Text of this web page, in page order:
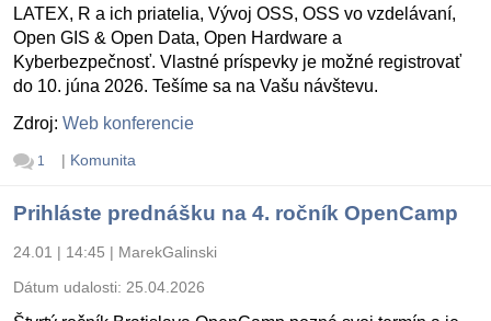
LATEX, R a ich priatelia, Vývoj OSS, OSS vo vzdelávaní,
Open GIS & Open Data, Open Hardware a
Kyberbezpečnosť. Vlastné príspevky je možné registrovať
do 10. júna 2026. Tešíme sa na Vašu návštevu.
Zdroj: Web konferencie
1 | Komunita
Prihláste prednášku na 4. ročník OpenCamp
24.01 | 14:45 | MarekGalinski
Dátum udalosti: 25.04.2026